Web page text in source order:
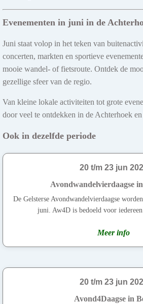
Evenementen in juni in de
Juni staat volop in het teken van
concerten, markten en sportieve
mooie wandel- of fietsroute. Ontdek de
gezellige sfeer van de regio.
Van kleine lokale activiteiten tot grote
door veel te ontdekken in de Achterhoek
Ook in dezelfde periode
20 t/m 23 jun
Avondwandelvierdaagse
De Gelsterse Avondwandelvierdaagse
juni. Aw4D is bedoeld voor
Meer info
20 t/m 23 jun
Avond4Daagse in